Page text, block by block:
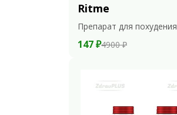
Ritme
Препарат для похудения
147 ₽4900 ₽